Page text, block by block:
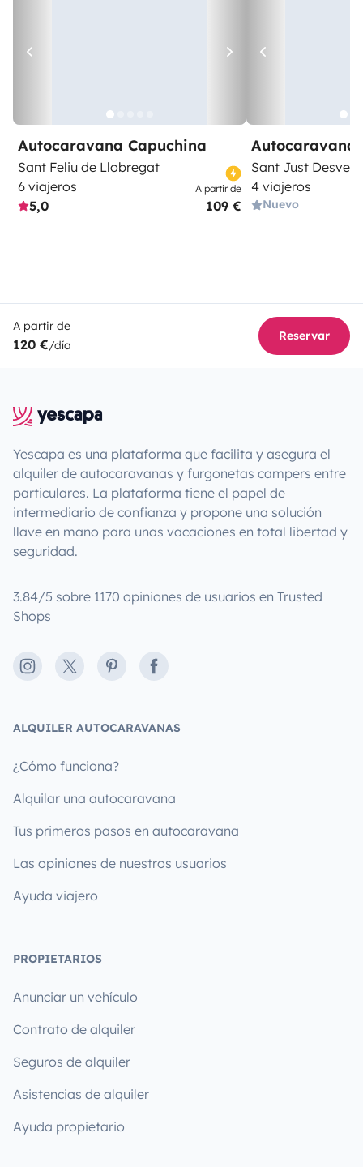
Autocaravana Capuchina
Sant Feliu de Llobregat
6 viajeros
5,0
A partir de
109 €
Autocaravana
Sant Just Desvern
4 viajeros
Nuevo
A partir de
120 €/día
Reservar
Yescapa es una plataforma que facilita y asegura el
alquiler de autocaravanas y furgonetas campers entre
particulares. La plataforma tiene el papel de
intermediario de confianza y propone una solución
llave en mano para unas vacaciones en total libertad y
seguridad.
3.84/5 sobre 1170 opiniones de usuarios en Trusted
Shops
Instagram
X PinterestFacebook
ALQUILER AUTOCARAVANAS
¿Cómo funciona?
Alquilar una autocaravana
Tus primeros pasos en autocaravana
Las opiniones de nuestros usuarios
Ayuda viajero
PROPIETARIOS
Anunciar un vehículo
Contrato de alquiler
Seguros de alquiler
Asistencias de alquiler
Ayuda propietario